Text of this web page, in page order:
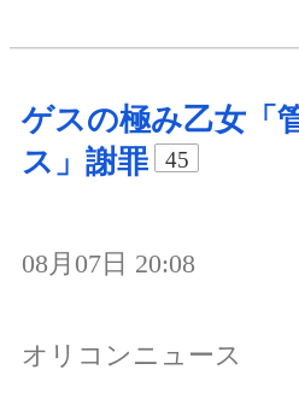
ゲスの極み乙女「
ス」謝罪
45
08月07日 20:08
オリコンニュース